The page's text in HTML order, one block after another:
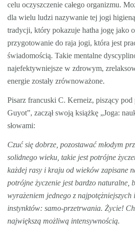
celu oczyszczenie całego organizmu.
dla wielu ludzi nazywanie tej jogi
tradycji, który pokazuje hatha jogę jako
przygotowanie do raja jogi, która jest
świadomością. Takie mentalne
najefektywniejsze w zdrowym,
energie zostały zrównoważone.
Pisarz francuski C. Kerneiz, piszący pod
Guyot”, zaczął swoją książkę „Joga:
słowami:
Czuć się dobrze, pozostawać młodym
solidnego wieku, takie jest potrójne
każdej rasy i kraju od wieków zapisane
potrójne życzenie jest bardzo naturalne,
wyrażeniem jednego z
instynktów: samo-przetrwania. Życie!
największą możliwą intensywnością.